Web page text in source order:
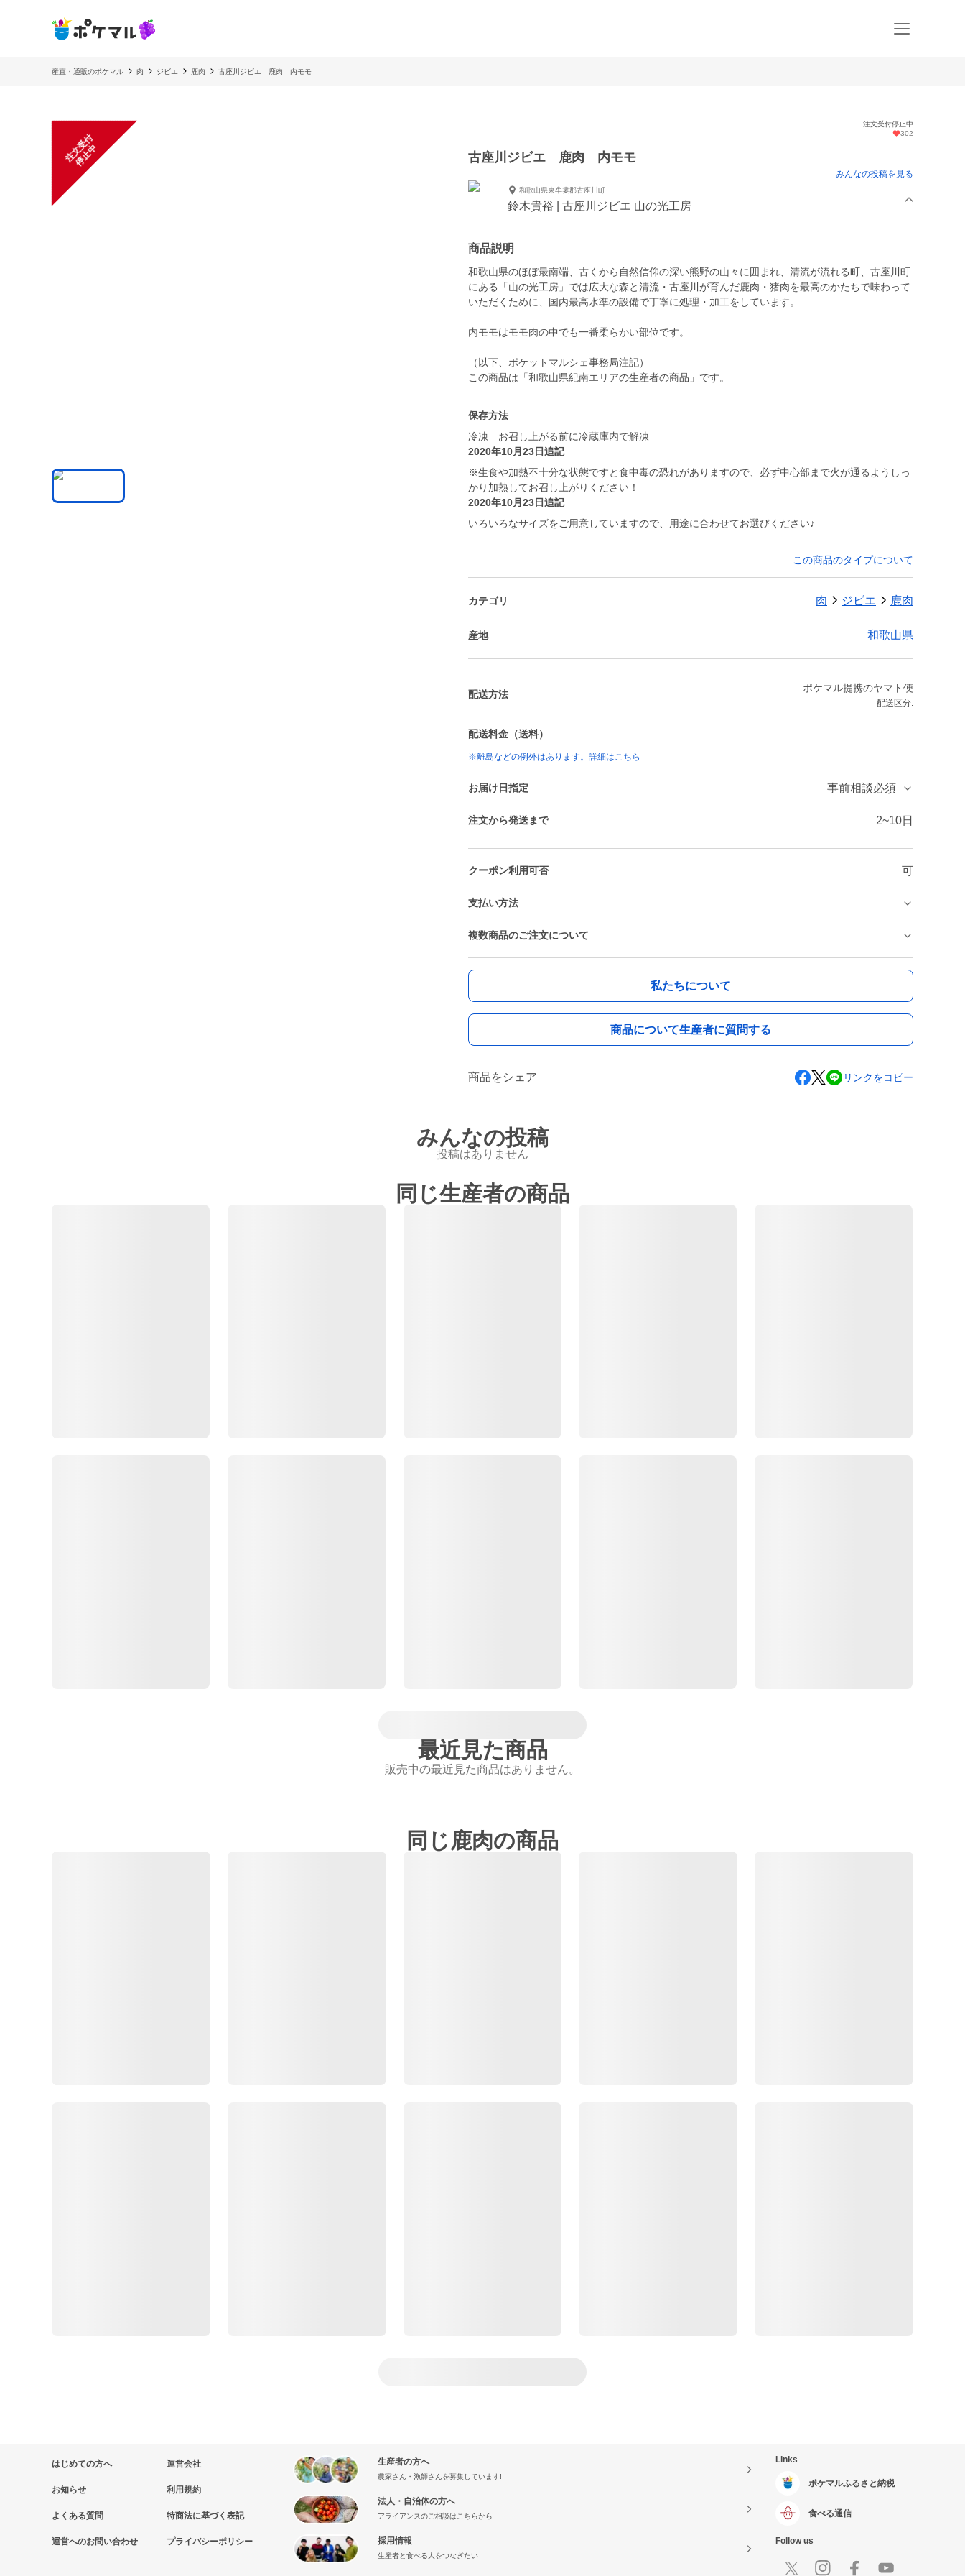
産直・通販のポケマル 肉 ジビエ 鹿肉 古座川ジビエ 鹿肉 内モモ
注
文
受
付
停
止
中
注文受付停止中
302
古座川ジビエ 鹿肉 内モモ
みんなの投稿を見る
和歌山県東牟婁郡古座川町
鈴木貴裕 | 古座川ジビエ 山の光工房
商品説明
和歌山県のほぼ最南端、古くから自然信仰の深い熊野の山々に囲まれ、清流が流れる町、古座川町
にある「山の光工房」では広大な森と清流・古座川が育んだ鹿肉・猪肉を最高のかたちで味わって
いただくために、国内最高水準の設備で丁寧に処理・加工をしています。
内モモはモモ肉の中でも一番柔らかい部位です。
（以下、ポケットマルシェ事務局注記）
この商品は「和歌山県紀南エリアの生産者の商品」です。
保存方法
冷凍 お召し上がる前に冷蔵庫内で解凍
2020年10月23日追記
※生食や加熱不十分な状態ですと食中毒の恐れがありますので、必ず中心部まで火が通るようしっ
かり加熱してお召し上がりください！
2020年10月23日追記
いろいろなサイズをご用意していますので、用途に合わせてお選びください♪
この商品のタイプについて
カテゴリ 肉 ジビエ 鹿肉
産地 和歌山県
配送方法
ポケマル提携のヤマト便
配送区分:
配送料金（送料）
※離島などの例外はあります。詳細はこちら
お届け日指定 事前相談必須
注文から発送まで 2~10日
クーポン利用可否 可
支払い方法
複数商品のご注文について
私たちについて
商品について生産者に質問する
商品をシェア リンクをコピー
みんなの投稿
投稿はありません
同じ生産者の商品
最近見た商品
販売中の最近見た商品はありません。
同じ鹿肉の商品
はじめての方へ
お知らせ
よくある質問
運営へのお問い合わせ
運営会社
利用規約
特商法に基づく表記
プライバシーポリシー
生産者の方へ
農家さん・漁師さんを募集しています!
法人・自治体の方へ
アライアンスのご相談はこちらから
採用情報
生産者と食べる人をつなぎたい
Links
ポケマルふるさと納税
食べる通信
Follow us